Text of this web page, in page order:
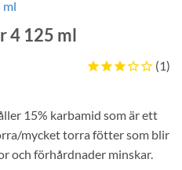
4 125 ml
1
15% karbamid som är ett
mycket torra fötter som blir
och förhårdnader minskar.